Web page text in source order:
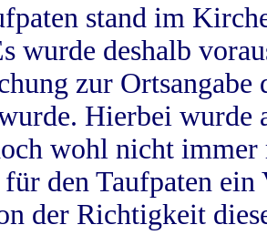
stand im
wurde deshalb
zur
Hierbei wurde
wohl nicht
für den Taufpaten
der Richtigkeit